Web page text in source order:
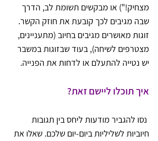
מצחיק!") או מבקשים תשומת לב, הדרך
שבה מגיבים לכך קובעת את חוזק הקשר.
זוגות מאושרים מגיבים בחיוב (מתעניינים,
מצטרפים לשיחה), בעוד שבזוגות במשבר
יש נטייה להתעלם או לדחות את הפנייה.
איך תוכלו ליישם זאת?
נסו להגביר מודעות ליחס בין תגובות
חיוביות לשליליות ביום-יום שלכם. שאלו את